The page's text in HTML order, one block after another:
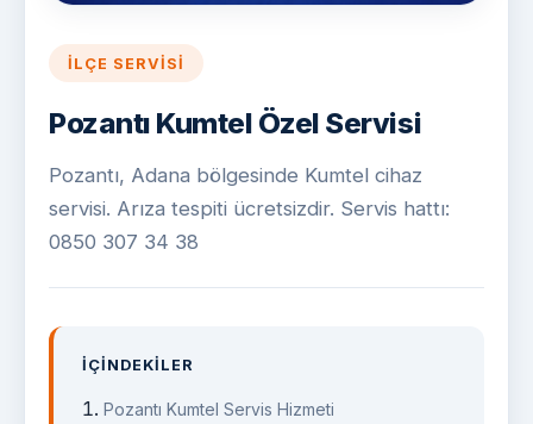
İLÇE SERVISI
Pozantı Kumtel Özel Servisi
Pozantı, Adana bölgesinde Kumtel cihaz
servisi. Arıza tespiti ücretsizdir. Servis hattı:
0850 307 34 38
İÇINDEKILER
Pozantı Kumtel Servis Hizmeti